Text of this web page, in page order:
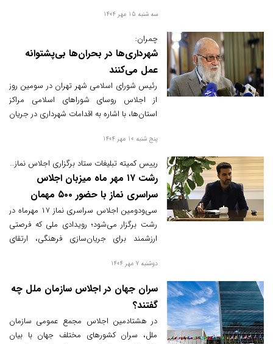
سه شنبه 15 مهر 1404
چمران:
شهرداری‌ها در بحران‌ها بی‌پشتوانه
عمل می‌کنند
رئیس شورای اسلامی شهر تهران در سومین روز
از اجلاس روسای شوراهای اسلامی مراکز
استان‌ها، با اشاره به اقدامات شهرداری در جریان
مطالبات مالی مدیریت شهری و ضرورت لحاظ
آن‌ها در فرآیند بودجه‌ ریزی کشور شد.
پنج شنبه 10 مهر 1404
رییس کمیته تبلیغات ستاد برگزاری اجلاس نماز گیلان خبر داد:
رشت ۱۷ مهر ماه میزبان اجلاس
سراسری نماز با حضور ۵۰۰ مهمان
کشوری و استانی است
سی‌ودومین اجلاس سراسری نماز ۱۷ مهرماه در
رشت برگزار می‌شود؛ رویدادی ملی که فرصتی
ارزشمند برای جریان‌سازی فرهنگی، ارتقای
میان نسل جوان و نوجوان به شمار می‌رود.
دوشنبه 7 مهر 1404
سران جهان در اجلاس سازمان ملل چه
گفتند؟
در هشتادمین اجلاس مجمع عمومی سازمان
ملل، سران کشورهای مختلف جهان با بیان